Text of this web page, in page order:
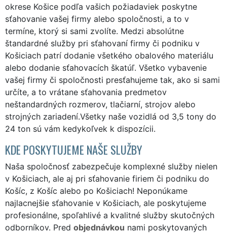
okrese Košice podľa vašich požiadaviek poskytne
sťahovanie vašej firmy alebo spoločnosti, a to v
termíne, ktorý si sami zvolíte. Medzi absolútne
štandardné služby pri sťahovaní firmy či podniku v
Košiciach patrí dodanie všetkého obalového materiálu
alebo dodanie sťahovacích škatúľ. Všetko vybavenie
vašej firmy či spoločnosti presťahujeme tak, ako si sami
určíte, a to vrátane sťahovania predmetov
neštandardných rozmerov, tlačiarní, strojov alebo
strojných zariadení.Všetky naše vozidlá od 3,5 tony do
24 ton sú vám kedykoľvek k dispozícii.
KDE POSKYTUJEME NAŠE SLUŽBY
Naša spoločnosť zabezpečuje komplexné služby nielen
v Košiciach, ale aj pri sťahovanie firiem či podniku do
Košíc, z Košíc alebo po Košiciach! Neponúkame
najlacnejšie sťahovanie v Košiciach, ale poskytujeme
profesionálne, spoľahlivé a kvalitné služby skutočných
odborníkov. Pred objednávkou nami poskytovaných